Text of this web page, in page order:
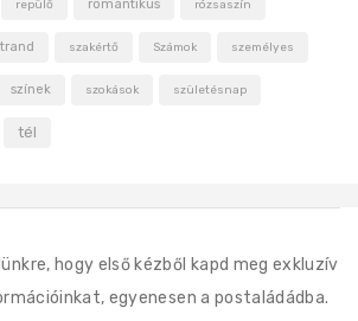
repülő romantikus rózsaszín
szakértő Számok személyes
színek szokások születésnap
tél
hogy első kézből kapd meg exkluzív
egyenesen a postaládádba.